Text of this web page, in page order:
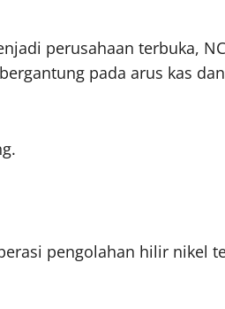
perusahaan terbuka,
pada arus kas
pengolahan hilir nikel